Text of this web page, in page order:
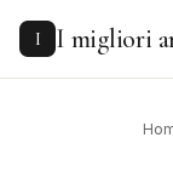
content
I I migliori